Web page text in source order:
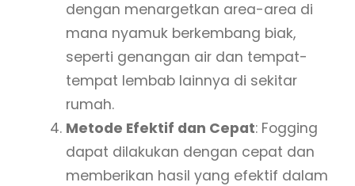
dengan menargetkan area-area di
mana nyamuk berkembang biak,
seperti genangan air dan tempat-
tempat lembab lainnya di sekitar
rumah.
Metode Efektif dan Cepat: Fogging
dapat dilakukan dengan cepat dan
memberikan hasil yang efektif dalam